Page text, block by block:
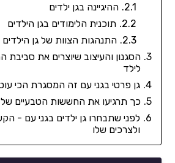
ההיגיינה בגן ילדים
תוכנית הלימודים בגן הילדים
התנהגות הצוות של גן הילדים
הסגנון והעיצוב שיוצרים את סביבת
לילד
גן פרטי בגני עם זה המסגרת הכי
כך תרגיעו את החששות הטבעיים
לפני שתבחרו גן ילדים בגני עם -
ולצרכים שלו